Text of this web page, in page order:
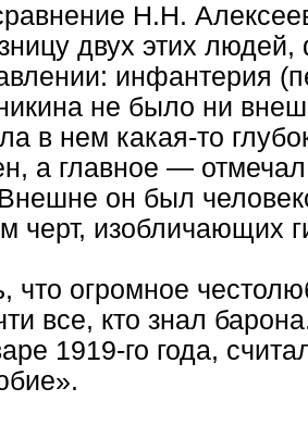
Н.Н.
двух этих
инфантерия
не было ни
в нем какая-то
а главное —
он был
черт, изобличающих
что огромное
все, кто знал
1919-го года,